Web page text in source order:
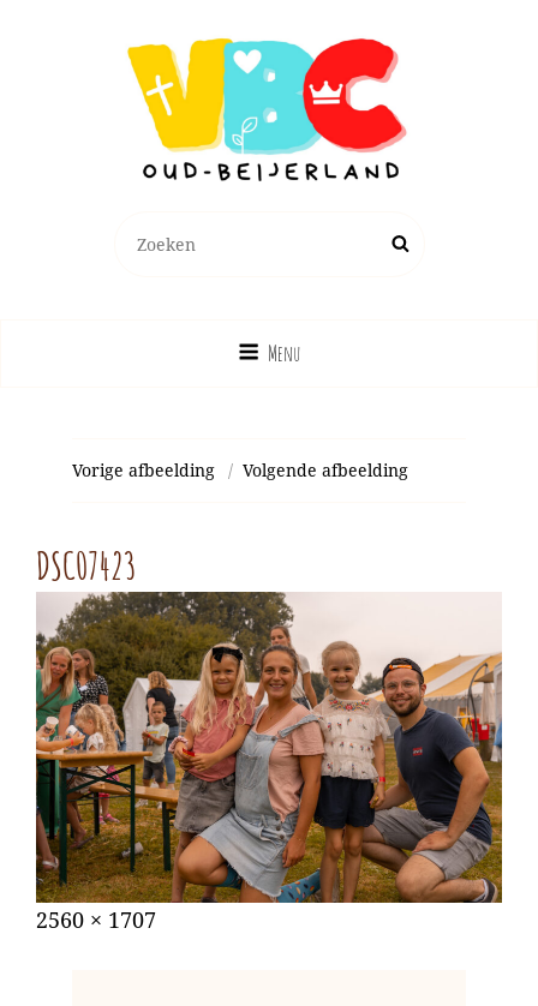
naar:
Zoek
Menu
Vorige afbeelding Volgende afbeelding
DSC07423
Gepubliceerd
augustus
Volledige
2560 × 1707